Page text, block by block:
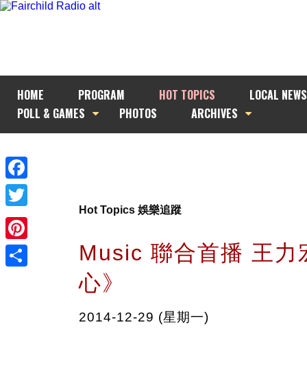
HOME PROGRAM HOT TOPICS
LOCAL NEWS
POLL & GAMES
PHOTOS ARCHIVES
Facebook
Twitter
Pinterest
Hot Topics 娛樂追蹤
Music 聯合首播 王力
心》
2014-12-29 (星期一)